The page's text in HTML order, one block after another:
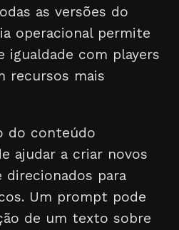
as versões do
operacional permite
igualdade com players
recursos mais
do conteúdo
ajudar a criar novos
para
Um prompt pode
de um texto sobre